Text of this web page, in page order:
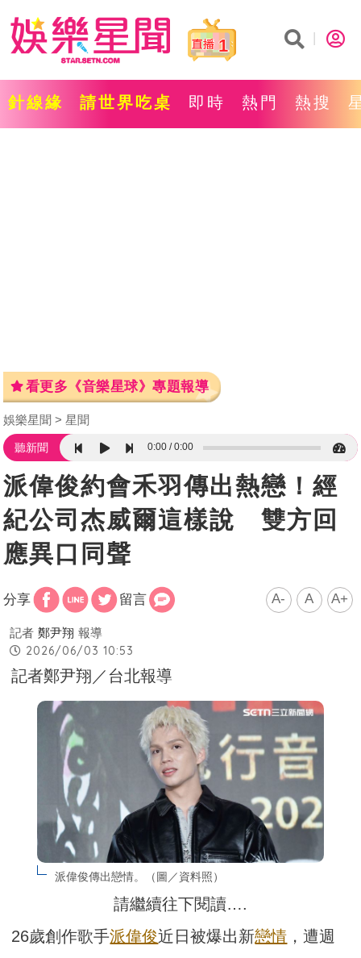
1
針線緣 請世界吃桌 即時 熱門 熱搜
看更多《音樂星球》專題報導
娛樂星聞 星聞
聽新聞 0:00 0:00
派偉俊約會禾羽傳出熱戀！經
紀公司杰威爾這樣說 雙方回
應異口同聲
分享 留言 A- A A+
記者 鄭尹翔 報導
2026/06/03 10:53
記者鄭尹翔／台北報導
派偉俊傳出戀情。（圖／資料照）
請繼續往下閱讀….
26歲創作歌手派偉俊近日被爆出新戀情 ，遭週